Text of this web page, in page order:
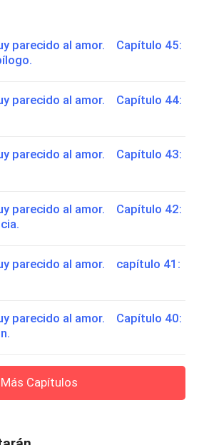
parecido al amor. Capítulo 45:
parecido al amor. Capítulo 44:
parecido al amor. Capítulo 43:
parecido al amor. Capítulo 42:
parecido al amor. capítulo 41:
parecido al amor. Capítulo 40:
Más Capítulos